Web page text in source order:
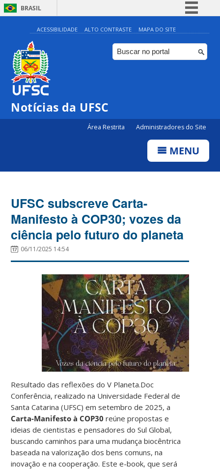
BRASIL
Simplifique!
Comunica BR
Participe
ACESSIBILIDADE ALTO CONTRASTE MAPA DO SITE
Notícias da UFSC
Área Restrita Administradores do Site
MENU
UFSC subscreve Carta-
Manifesto à COP30; vozes da
ciência pelo futuro do planeta
06/11/2025 14:54
Resultado das reflexões do V Planeta.Doc
Conferência, realizado na Universidade Federal de
Santa Catarina (UFSC) em setembro de 2025, a
Carta-Manifesto à COP30 reúne propostas e
ideias de cientistas e pensadores do Sul Global,
buscando caminhos para uma mudança biocêntrica
baseada na valorização dos bens comuns, na
inovação e na cooperação. Este e-book, que será